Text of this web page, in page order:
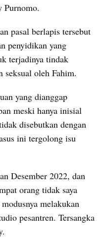
Purnomo.
pasal berlapis tersebut
penyidikan yang
terjadinya tindak
seksual oleh Fahim.
yang dianggap
meski hanya inisial
disebutkan dengan
ini tergolong isu
Desember 2022, dan
orang tidak saya
melakukan
pesantren. Tersangka